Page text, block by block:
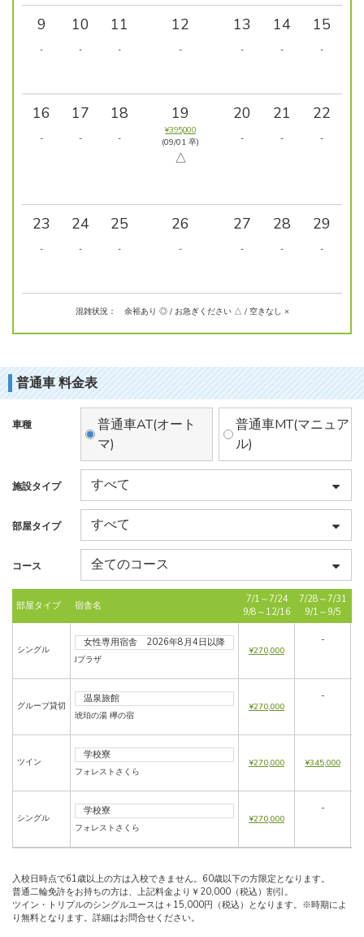
9
-
10
-
11
-
12
-
13
-
14
-
15
-
16
-
17
-
18
-
19
¥395,000
(09/01 卒)
△
20
-
21
-
22
-
23
-
24
-
25
-
26
-
27
-
28
-
29
-
混雑状況： 余裕あり ◎ / お急ぎください △ / 空きなし ×
普通車 料金表
車種
普通車AT(オート
マ)
普通車MT(マニュア
ル)
施設タイプ
部屋タイプ
コース
部屋タイプ 宿舎名
7/1～7/24
9/8～12/16
7/28～7/31
9/1～9/5
シングル
女性専用宿舎 2026年8月4日以降
Jプラザ
¥270,000
-
グループ貸切
温泉旅館
琥珀の湯 欅の宿
¥270,000
-
ツイン
学校寮
フォレストさくら
¥270,000 ¥345,000
シングル
学校寮
フォレストさくら
¥270,000
-
入校日時点で61歳以上の方は入校できません。60歳以下の方限定となります。
普通二輪免許をお持ちの方は、上記料金より￥20,000（税込）割引。
ツイン・トリプルのシングルユースは＋15,000円（税込）となります。※時期によ
り無料となります。詳細はお問合せください。